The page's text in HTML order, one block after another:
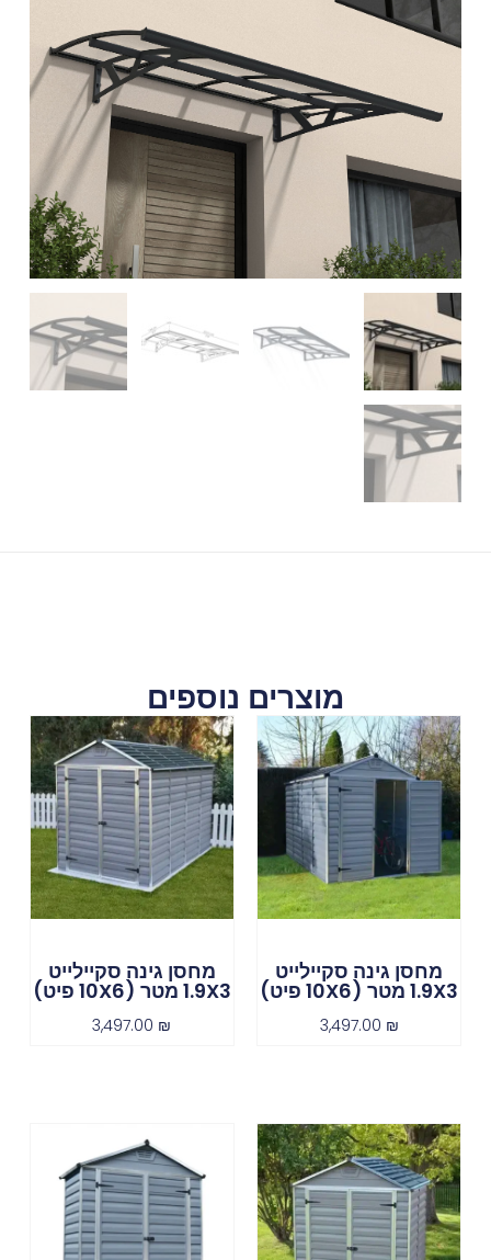
מוצרים נוספים
מחסן גינה סקיילייט
1.9X3 מטר (10X6 פיט)
3,497.00 ₪
מחסן גינה סקיילייט
1.9X3 מטר (10X6 פיט)
3,497.00 ₪